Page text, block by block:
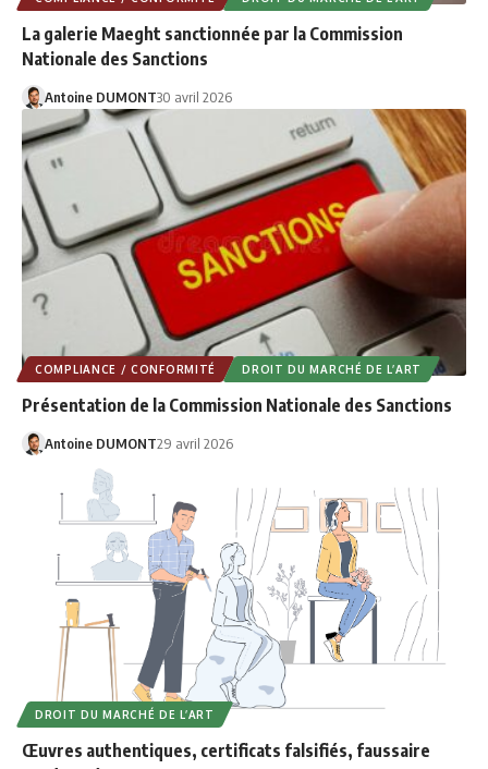
La galerie Maeght sanctionnée par la Commission
Nationale des Sanctions
Antoine DUMONT30 avril 2026
COMPLIANCE / CONFORMITÉ DROIT DU MARCHÉ DE L’ART
Présentation de la Commission Nationale des Sanctions
Antoine DUMONT29 avril 2026
DROIT DU MARCHÉ DE L’ART
Œuvres authentiques, certificats falsifiés, faussaire